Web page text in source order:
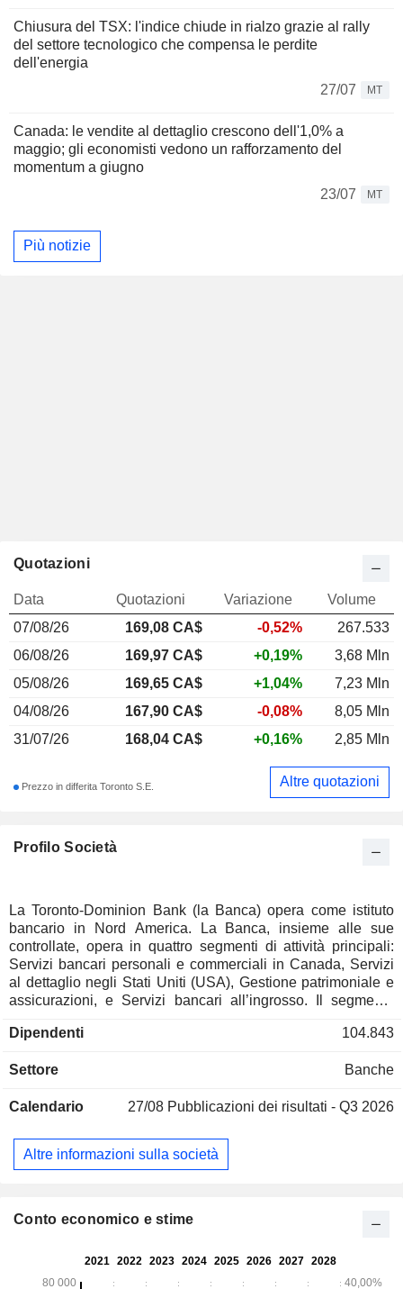
Chiusura del TSX: l'indice chiude in rialzo grazie al rally
del settore tecnologico che compensa le perdite
dell'energia
27/07
MT
Canada: le vendite al dettaglio crescono dell'1,0% a
maggio; gli economisti vedono un rafforzamento del
momentum a giugno
23/07
MT
Più notizie
Profilo Società
La Toronto-Dominion Bank (la Banca) opera come istituto
bancario in Nord America. La Banca, insieme alle sue
controllate, opera in quattro segmenti di attività principali:
Servizi bancari personali e commerciali in Canada, Servizi
al dettaglio negli Stati Uniti (USA), Gestione patrimoniale e
assicurazioni, e Servizi bancari all’ingrosso. Il segmento
comprende TD Canada Trust e TD Auto Finance Canada. Il
banca conveniente, TD Auto Finance U.S. e TD Wealth
comprende TD Wealth (Canada), TD Direct Investing e TD
Securities e TD Cowen. La Banca offre un'ampia gamma di
prodotti e servizi, tra cui conti bancari, finanziamenti,
crediti), servizi bancari negli Stati Uniti, servizi globali,
Dipendenti 104.843
Settore Banche
Calendario 27/08 Pubblicazioni dei risultati - Q3 2026
Altre informazioni sulla società
Quotazioni
Data Quotazioni Variazione
Volume
07/08/26
169,08 CA$ -0,52%
267.533
06/08/26
169,97 CA$ +0,19%
3,68 Mln
05/08/26
169,65 CA$ +1,04%
7,23 Mln
04/08/26
167,90 CA$ -0,08%
8,05 Mln
31/07/26
168,04 CA$ +0,16% 2,85 Mln
Prezzo in differita Toronto S.E. Altre quotazioni
Conto economico e stime